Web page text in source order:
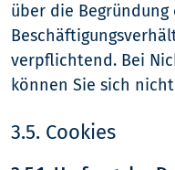
über die Begründung
verpflichtend. Bei
können Sie sich
3.5. Cookies